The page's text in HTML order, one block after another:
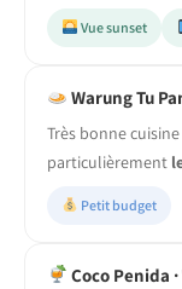
Vue sunset
Warung Tu
Très bonne
particulièrement
Petit budget
Coco Penida